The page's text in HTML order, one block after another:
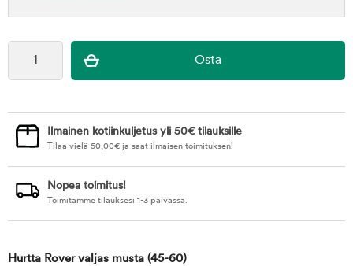
Ilmainen kotiinkuljetus yli 50€ tilauksille
Tilaa vielä 50,00€ ja saat ilmaisen toimituksen!
Nopea toimitus!
Toimitamme tilauksesi 1-3 päivässä.
Hurtta Rover valjas musta (45-60)